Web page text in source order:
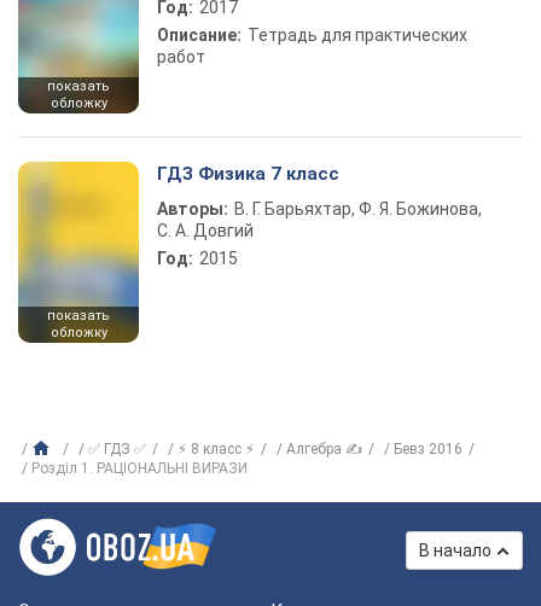
показать
обложку
Год: 2017
Описание: Тетрадь для практических
работ
показать
обложку
ГДЗ Физика 7 класс
Авторы: В. Г. Барьяхтар, Ф. Я. Божинова,
С. А. Довгий
Год: 2015
✅ ГДЗ ✅ ⚡ 8 класс ⚡ Алгебра ✍
Бевз 2016
Розділ 1. РАЦІОНАЛЬНІ ВИРАЗИ
В начало